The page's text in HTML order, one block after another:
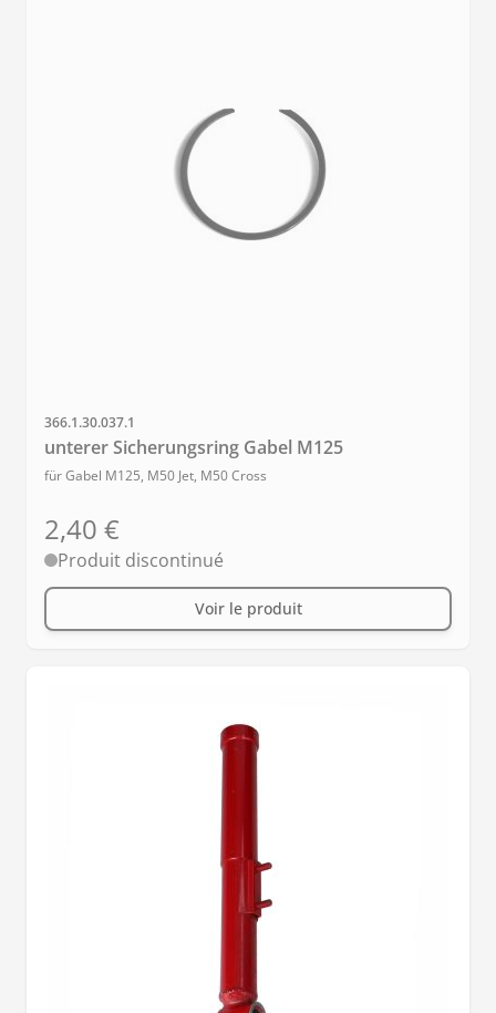
SKU
366.1.30.037.1
unterer Sicherungsring Gabel M125
für Gabel M125, M50 Jet, M50 Cross
2,40 €
Produit discontinué
Voir le produit